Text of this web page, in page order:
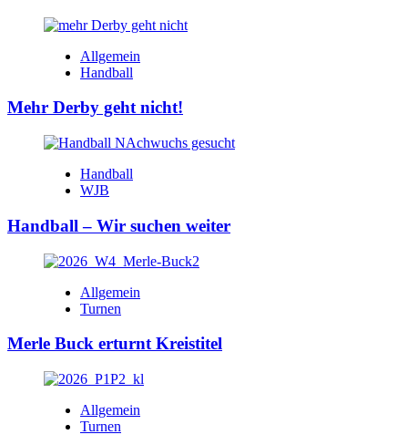
Allgemein
Handball
Mehr Derby geht nicht!
Handball
WJB
Handball – Wir suchen weiter
Allgemein
Turnen
Merle Buck erturnt Kreistitel
Allgemein
Turnen